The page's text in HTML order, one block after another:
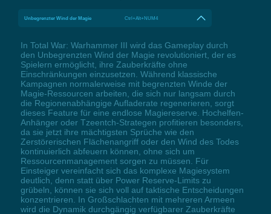
Unbegrenzter Wind der Magie Ctrl+Alt+NUM4
In Total War: Warhammer III wird das Gameplay durch
den Unbegrenzten Wind der Magie revolutioniert, der es
Spielern ermöglicht, ihre Zauberkräfte ohne
Einschränkungen einzusetzen. Während klassische
Kampagnen normalerweise mit begrenzten Winde der
Magie-Ressourcen arbeiten, die sich nur langsam durch
die Regionenabhängige Aufladerate regenerieren, sorgt
dieses Feature für eine endlose Magiereserve. Hochelfen-
Anhänger oder Tzeentch-Strategen profitieren besonders,
da sie jetzt ihre mächtigsten Sprüche wie den
Zerstörerischen Flächenangriff oder den Wind des Todes
kontinuierlich abfeuern können, ohne sich um
Ressourcenmanagement sorgen zu müssen. Für
Einsteiger vereinfacht sich das komplexe Magiesystem
deutlich, denn statt über Power Reserve-Limits zu
grübeln, können sie sich voll auf taktische Entscheidungen
konzentrieren. In Großschlachten mit mehreren Armeen
wird die Dynamik durchgängig verfügbarer Zauberkräfte